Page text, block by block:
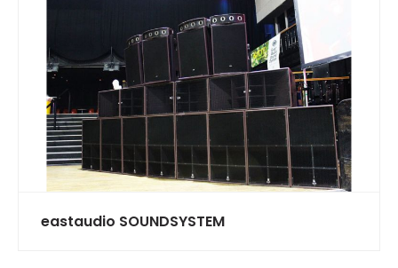
eastaudio SOUNDSYSTEM